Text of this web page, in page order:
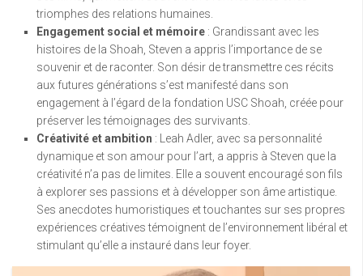
triomphes des relations humaines.
Engagement social et mémoire : Grandissant avec les
histoires de la Shoah, Steven a appris l’importance de se
souvenir et de raconter. Son désir de transmettre ces récits
aux futures générations s’est manifesté dans son
engagement à l’égard de la fondation USC Shoah, créée pour
préserver les témoignages des survivants.
Créativité et ambition : Leah Adler, avec sa personnalité
dynamique et son amour pour l’art, a appris à Steven que la
créativité n’a pas de limites. Elle a souvent encouragé son fils
à explorer ses passions et à développer son âme artistique.
Ses anecdotes humoristiques et touchantes sur ses propres
expériences créatives témoignent de l’environnement libéral et
stimulant qu’elle a instauré dans leur foyer.